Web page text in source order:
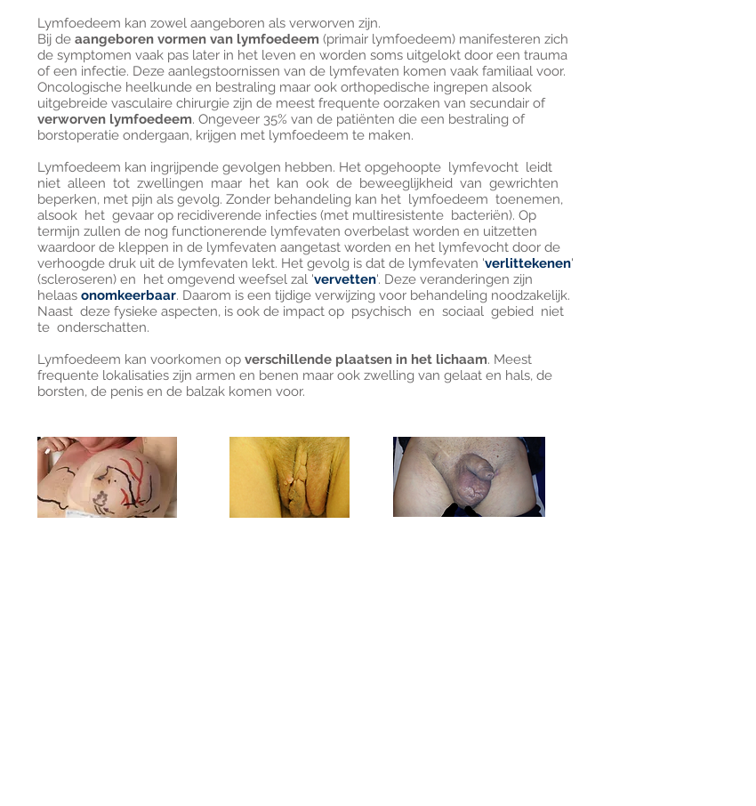
Lymfoedeem kan zowel aangeboren als verworven zijn.
Bij de aangeboren vormen van lymfoedeem (primair lymfoedeem) manifesteren zich
de symptomen vaak pas later in het leven en worden soms uitgelokt door een trauma
of een infectie. Deze aanlegstoornissen van de lymfevaten komen vaak familiaal voor.
Oncologische heelkunde en bestraling maar ook orthopedische ingrepen alsook
uitgebreide vasculaire chirurgie zijn de meest frequente oorzaken van secundair of
verworven lymfoedeem. Ongeveer 35% van de patiënten die een bestraling of
borstoperatie ondergaan, krijgen met lymfoedeem te maken.
Lymfoedeem kan ingrijpende gevolgen hebben. Het opgehoopte lymfevocht leidt
niet alleen tot zwellingen maar het kan ook de beweeglijkheid van gewrichten
beperken, met pijn als gevolg. Zonder behandeling kan het lymfoedeem toenemen,
alsook het gevaar op recidiverende infecties (met multiresistente bacteriën). Op
termijn zullen de nog functionerende lymfevaten overbelast worden en uitzetten
waardoor de kleppen in de lymfevaten aangetast worden en het lymfevocht door de
verhoogde druk uit de lymfevaten lekt. Het gevolg is dat de lymfevaten 'verlittekenen'
(scleroseren) en het omgevend weefsel zal 'vervetten'. Deze veranderingen zijn
helaas onomkeerbaar. Daarom is een tijdige verwijzing voor behandeling noodzakelijk.
Naast deze fysieke aspecten, is ook de impact op psychisch en sociaal gebied niet
te onderschatten.
Lymfoedeem kan voorkomen op verschillende plaatsen in het lichaam. Meest
frequente lokalisaties zijn armen en benen maar ook zwelling van gelaat en hals, de
borsten, de penis en de balzak komen voor.